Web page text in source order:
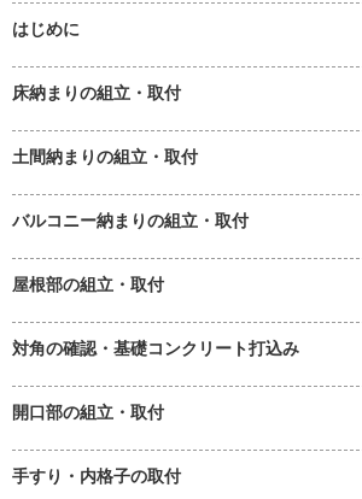
はじめに
床納まりの組立・取付
土間納まりの組立・取付
バルコニー納まりの組立・取付
屋根部の組立・取付
対角の確認・基礎コンクリート打込み
開口部の組立・取付
手すり・内格子の取付